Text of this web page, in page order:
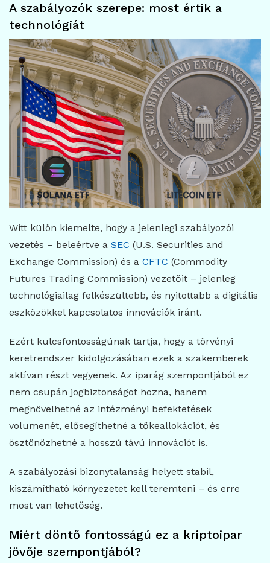
A szabályozók szerepe: most értik a
technológiát
Witt külön kiemelte, hogy a jelenlegi szabályozói
vezetés – beleértve a SEC (U.S. Securities and
Exchange Commission) és a CFTC (Commodity
Futures Trading Commission) vezetőit – jelenleg
technológiailag felkészültebb, és nyitottabb a digitális
eszközökkel kapcsolatos innovációk iránt.
Ezért kulcsfontosságúnak tartja, hogy a törvényi
keretrendszer kidolgozásában ezek a szakemberek
aktívan részt vegyenek. Az iparág szempontjából ez
nem csupán jogbiztonságot hozna, hanem
megnövelhetné az intézményi befektetések
volumenét, elősegíthetné a tőkeallokációt, és
ösztönözhetné a hosszú távú innovációt is.
A szabályozási bizonytalanság helyett stabil,
kiszámítható környezetet kell teremteni – és erre
most van lehetőség.
Miért döntő fontosságú ez a kriptoipar
jövője szempontjából?